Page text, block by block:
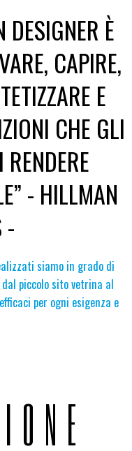
DESIGNER È
CAPIRE,
E
CHE GLI
- HILLMAN
-
siamo in grado di
piccolo sito vetrina al
per ogni esigenza e